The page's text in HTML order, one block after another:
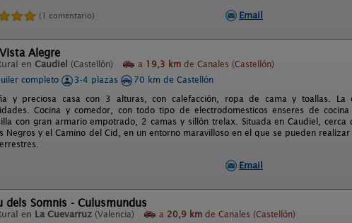
(1 comentario) Email
Alegre
en Caudiel (Castellón) a 19,3 km de Canales (Castellón)
completo
3-4 plazas
70 km de Castellón
y preciosa casa con 3 alturas, con calefacción, ropa de cama y toallas.
Cocina y comedor, con todo tipo de electrodomesticos enseres de
con gran armario empotrado, 2 camas y sillón trelax. Situada en Caudiel,
Negros y el Camino del Cid, en un entorno maravilloso en el que se pueden
Email
dels Somnis - Culusmundus
en La Cuevarruz (Valencia) a 20,9 km de Canales (Castellón)